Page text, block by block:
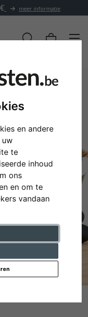
en andere
uw
te
inhoud
ons
en om te
vandaan
meer informatie